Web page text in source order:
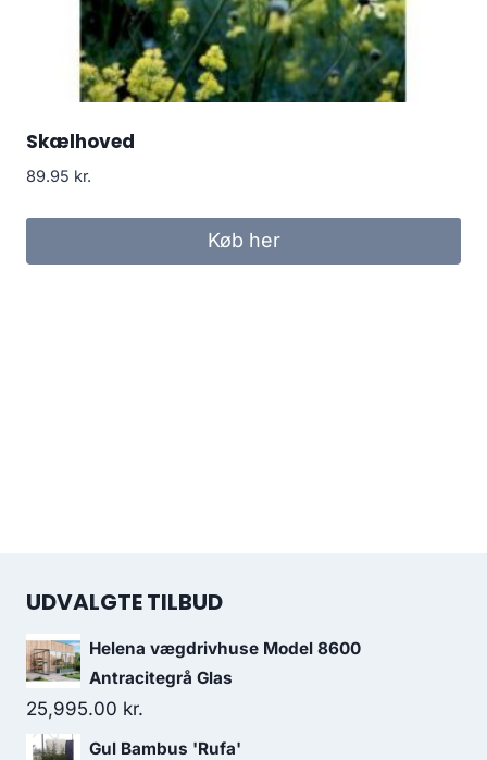
Skælhoved
89.95 kr.
Køb her
UDVALGTE TILBUD
Helena vægdrivhuse Model 8600
Antracitegrå Glas
25,995.00 kr.
Gul Bambus 'Rufa'